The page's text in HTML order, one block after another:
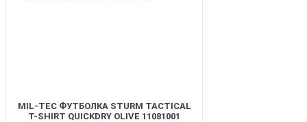
MIL-TEC ФУТБОЛКА STURM TACTICAL
T-SHIRT QUICKDRY OLIVE 11081001